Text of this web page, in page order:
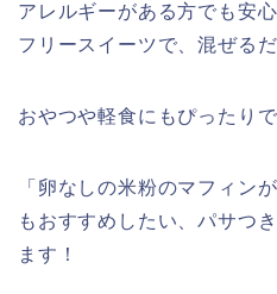
アレルギーがある方でも安
フリースイーツで、混ぜる
おやつや軽食にもぴったりで
「卵なしの米粉のマフィン
もおすすめしたい、パサつ
ます！